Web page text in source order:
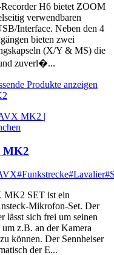
H6 bietet ZOOM
verwendbaren
Interface. Neben den 4
bieten zwei
(X/Y & MS) die
zuverl�...
Produkte anzeigen
MK2
#Funkstrecke#Lavalier
MK2 SET ist ein
Mikrofon-Set. Der
lässt sich frei um seinen
z.B. an der Kamera
können. Der Sennheiser
der E...